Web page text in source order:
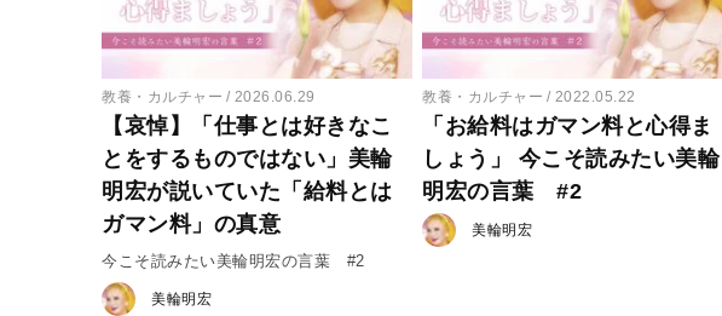
教養・カルチャー 2026.06.29
【哀悼】「仕事とは好きなこ
とをするものではない」美輪
明宏が説いていた「給料とは
ガマン料」の真意
今こそ読みたい美輪明宏の言葉 #2
美輪明宏
教養・カルチャー 2022.05.22
「お給料はガマン料と心得ま
しょう」 今こそ読みたい美輪
明宏の言葉 #2
美輪明宏